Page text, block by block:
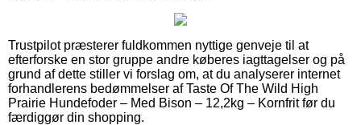
Trustpilot præsterer fuldkommen nyttige genveje til at
efterforske en stor gruppe andre køberes iagttagelser og på
grund af dette stiller vi forslag om, at du analyserer internet
forhandlerens bedømmelser af Taste Of The Wild High
Prairie Hundefoder – Med Bison – 12,2kg – Kornfrit før du
færdiggør din shopping.